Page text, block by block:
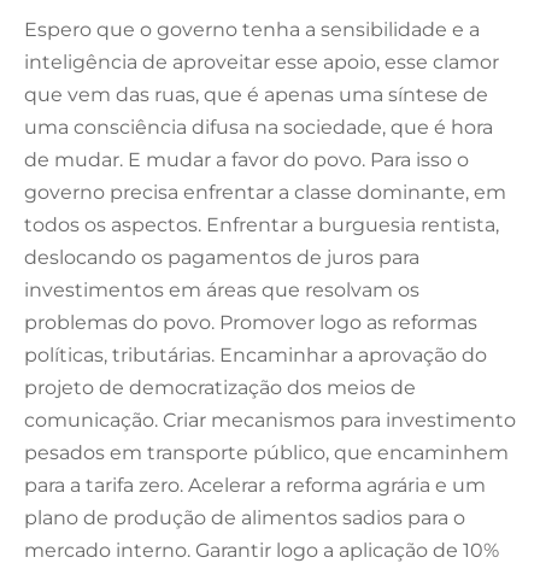
Espero que o governo tenha a sensibilidade e a
inteligência de aproveitar esse apoio, esse clamor
que vem das ruas, que é apenas uma síntese de
uma consciência difusa na sociedade, que é hora
de mudar. E mudar a favor do povo. Para isso o
governo precisa enfrentar a classe dominante, em
todos os aspectos. Enfrentar a burguesia rentista,
deslocando os pagamentos de juros para
investimentos em áreas que resolvam os
problemas do povo. Promover logo as reformas
políticas, tributárias. Encaminhar a aprovação do
projeto de democratização dos meios de
comunicação. Criar mecanismos para investimento
pesados em transporte público, que encaminhem
para a tarifa zero. Acelerar a reforma agrária e um
plano de produção de alimentos sadios para o
mercado interno. Garantir logo a aplicação de 10%